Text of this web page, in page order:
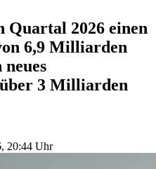
Quartal 2026 einen
6,9 Milliarden
3 Milliarden
20:44 Uhr